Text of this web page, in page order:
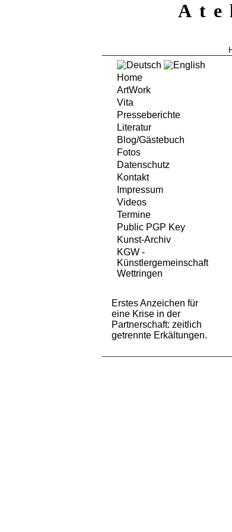
Home
ArtWork
Vita
Presseberichte
Literatur
Blog/Gästebuch
Fotos
Datenschutz
Kontakt
Impressum
Videos
Termine
Public PGP Key
Kunst-Archiv
KGW -
Künstlergemeinschaft
Wettringen
Erstes Anzeichen für
eine Krise in der
Partnerschaft: zeitlich
getrennte Erkältungen.